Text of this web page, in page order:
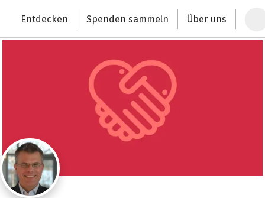
Deutschlands größte Spendenplattform
Entdecken Spenden sammeln Über uns